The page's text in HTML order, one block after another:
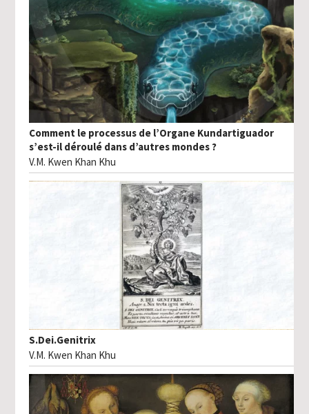
Comment le processus de l’Organe Kundartiguador
s’est-il déroulé dans d’autres mondes ?
V.M. Kwen Khan Khu
S.Dei.Genitrix
V.M. Kwen Khan Khu